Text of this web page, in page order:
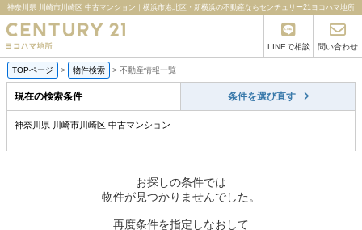
神奈川県 川崎市川崎区 中古マンション｜横浜市港北区・新横浜の不動産ならセンチュリー21ヨコハマ地所
LINEで相談 問い合わせ
TOPページ > 物件検索 > 不動産情報一覧
現在の検索条件 条件を選び直す
神奈川県 川崎市川崎区 中古マンション
お探しの条件では
物件が見つかりませんでした。
再度条件を指定しなおして